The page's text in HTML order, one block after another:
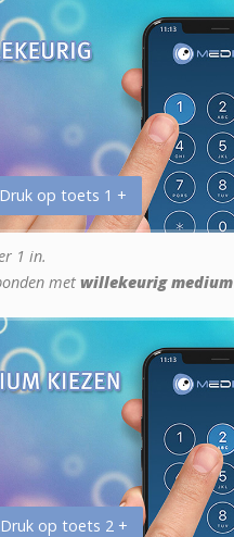
op toets 1 +
1 in.
met willekeurig medium
op toets 2 +